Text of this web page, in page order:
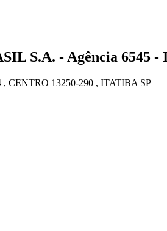
S.A. - Agência 6545 -
CENTRO 13250-290 , ITATIBA SP